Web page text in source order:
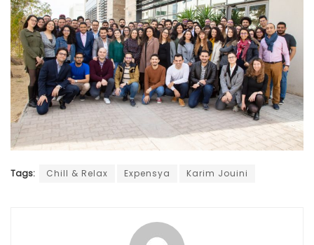
Tags: Chill & Relax Expensya Karim Jouini